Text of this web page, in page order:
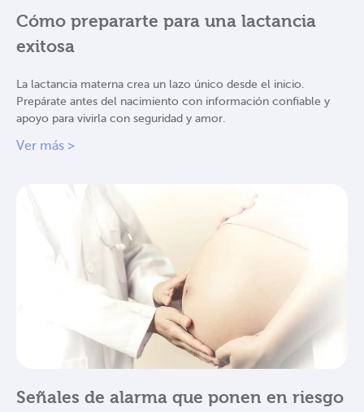
Cómo prepararte para una lactancia
exitosa
La lactancia materna crea un lazo único desde el inicio.
Prepárate antes del nacimiento con información confiable y
apoyo para vivirla con seguridad y amor.
Ver más >
Señales de alarma que ponen en riesgo